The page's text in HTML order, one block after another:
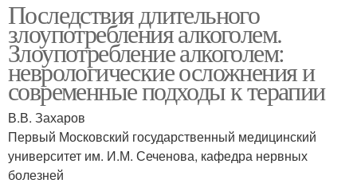
Последствия длительного
злоупотребления алкоголем.
Злоупотребление алкоголем:
неврологические осложнения и
современные подходы к терапии
В.В. Захаров
Первый Московский государственный медицинский
университет им. И.М. Сеченова, кафедра нервных
болезней